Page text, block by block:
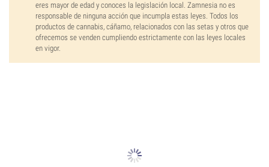
eres mayor de edad y conoces la legislación local. Zamnesia no es
responsable de ninguna acción que incumpla estas leyes. Todos los
productos de cannabis, cáñamo, relacionados con las setas y otros que
ofrecemos se venden cumpliendo estrictamente con las leyes locales
en vigor.